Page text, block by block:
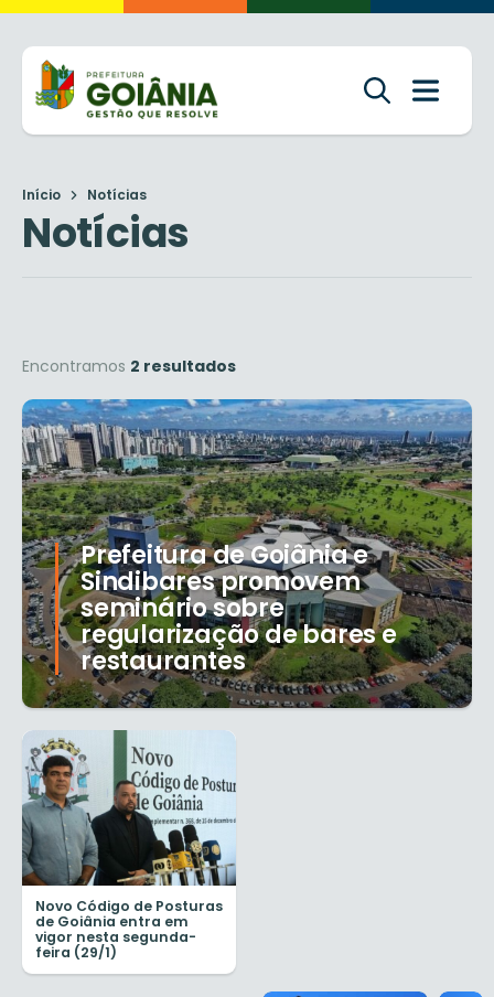
Início Notícias
Notícias
Encontramos 2 resultados
Prefeitura de Goiânia e
Sindibares promovem
seminário sobre
regularização de bares e
restaurantes
Novo Código de Posturas
de Goiânia entra em
vigor nesta segunda-
feira (29/1)